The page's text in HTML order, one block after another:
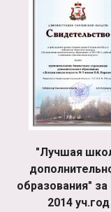
"Лучшая
образования" за
2014 уч.год